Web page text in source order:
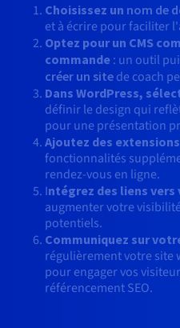
Choisissez un nom de
et à écrire pour faciliter
Optez pour un CMS
commande : un outil
créer un site de coach
Dans WordPress,
définir le design qui
pour une présentation
Ajoutez des
fonctionnalités
rendez-vous en ligne.
Intégrez des liens vers
augmenter votre
potentiels.
Communiquez sur
régulièrement votre site
pour engager vos
référencement SEO.